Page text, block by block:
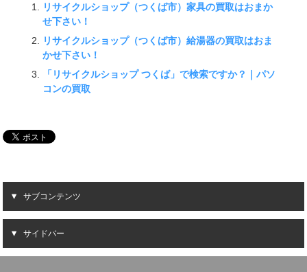
リサイクルショップ（つくば市）家具の買取はおまか
せ下さい！
リサイクルショップ（つくば市）給湯器の買取はおま
かせ下さい！
「リサイクルショップ つくば」で検索ですか？｜パソ
コンの買取
サブコンテンツ
サイドバー